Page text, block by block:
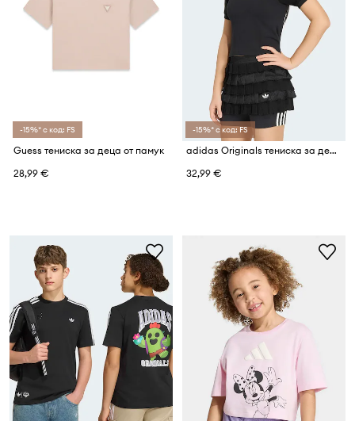
-15%* с код: FS
Guess тениска за деца от памук
28,99 €
-15%* с код: FS
adidas Originals тениска за деца от памук с еластан
32,99 €